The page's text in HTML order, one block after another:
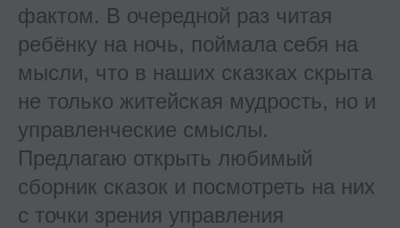
фактом. В очередной раз читая
ребёнку на ночь, поймала себя на
мысли, что в наших сказках скрыта
не только житейская мудрость, но и
управленческие смыслы.
Предлагаю открыть любимый
сборник сказок и посмотреть на них
с точки зрения управления